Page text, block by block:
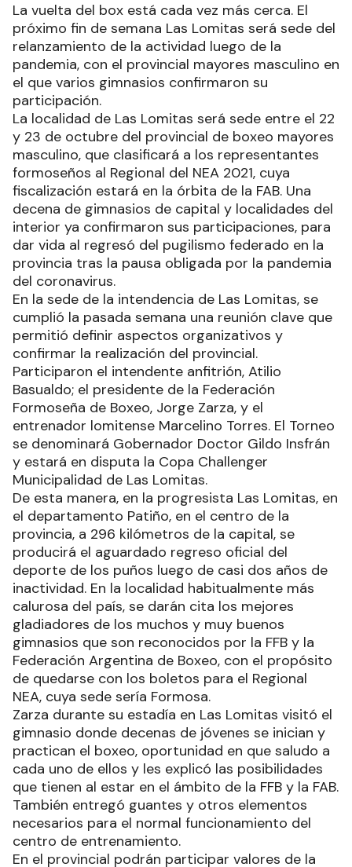
La vuelta del box está cada vez más cerca. El
próximo fin de semana Las Lomitas será sede del
relanzamiento de la actividad luego de la
pandemia, con el provincial mayores masculino en
el que varios gimnasios confirmaron su
participación.
La localidad de Las Lomitas será sede entre el 22
y 23 de octubre del provincial de boxeo mayores
masculino, que clasificará a los representantes
formoseños al Regional del NEA 2021, cuya
fiscalización estará en la órbita de la FAB. Una
decena de gimnasios de capital y localidades del
interior ya confirmaron sus participaciones, para
dar vida al regresó del pugilismo federado en la
provincia tras la pausa obligada por la pandemia
del coronavirus.
En la sede de la intendencia de Las Lomitas, se
cumplió la pasada semana una reunión clave que
permitió definir aspectos organizativos y
confirmar la realización del provincial.
Participaron el intendente anfitrión, Atilio
Basualdo; el presidente de la Federación
Formoseña de Boxeo, Jorge Zarza, y el
entrenador lomitense Marcelino Torres. El Torneo
se denominará Gobernador Doctor Gildo Insfrán
y estará en disputa la Copa Challenger
Municipalidad de Las Lomitas.
De esta manera, en la progresista Las Lomitas, en
el departamento Patiño, en el centro de la
provincia, a 296 kilómetros de la capital, se
producirá el aguardado regreso oficial del
deporte de los puños luego de casi dos años de
inactividad. En la localidad habitualmente más
calurosa del país, se darán cita los mejores
gladiadores de los muchos y muy buenos
gimnasios que son reconocidos por la FFB y la
Federación Argentina de Boxeo, con el propósito
de quedarse con los boletos para el Regional
NEA, cuya sede sería Formosa.
Zarza durante su estadía en Las Lomitas visitó el
gimnasio donde decenas de jóvenes se inician y
practican el boxeo, oportunidad en que saludo a
cada uno de ellos y les explicó las posibilidades
que tienen al estar en el ámbito de la FFB y la FAB.
También entregó guantes y otros elementos
necesarios para el normal funcionamiento del
centro de entrenamiento.
En el provincial podrán participar valores de la